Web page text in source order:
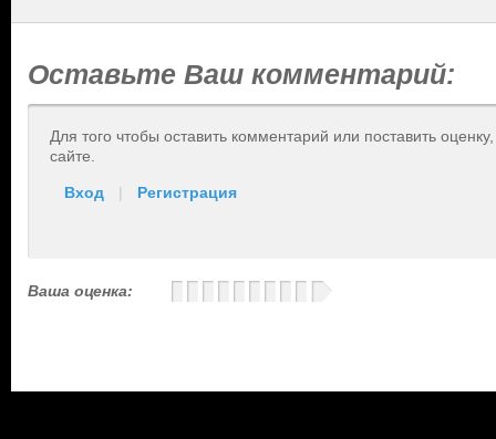
Оставьте Ваш комментарий:
Для того чтобы оставить комментарий или поставить
сайте.
Вход | Регистрация
Ваша оценка: